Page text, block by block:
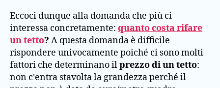
Eccoci dunque alla domanda che più ci
interessa concretamente: quanto costa rifare
un tetto? A questa domanda è difficile
rispondere univocamente poiché ci sono molti
fattori che determinano ilprezzo di un tetto:
non c'entra stavolta la grandezza perché il